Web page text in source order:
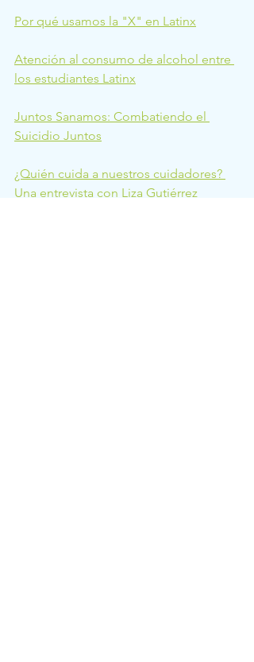
Por qué usamos la "X" en Latinx
Atención al consumo de alcohol entre
los estudiantes Latinx
Juntos Sanamos: Combatiendo el
Suicidio Juntos
¿Quién cuida a nuestros cuidadores?
Una entrevista con Liza Gutiérrez